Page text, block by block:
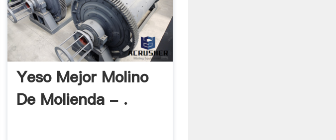
Yeso Mejor Molino
De Molienda - .